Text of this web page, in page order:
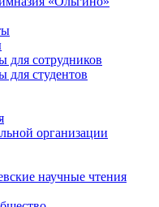
для сотрудников
для студентов
организации
научные чтения